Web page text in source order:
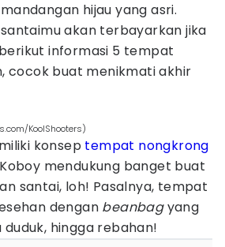
hijau yang asri.
akan terbayarkan jika
informasi 5 tempat
cocok buat menikmati akhir
KoolShooters)
konsep tempat nongkrong
mendukung banget buat
santai, loh! Pasalnya, tempat
dengan beanbagyang
duduk, hingga rebahan!